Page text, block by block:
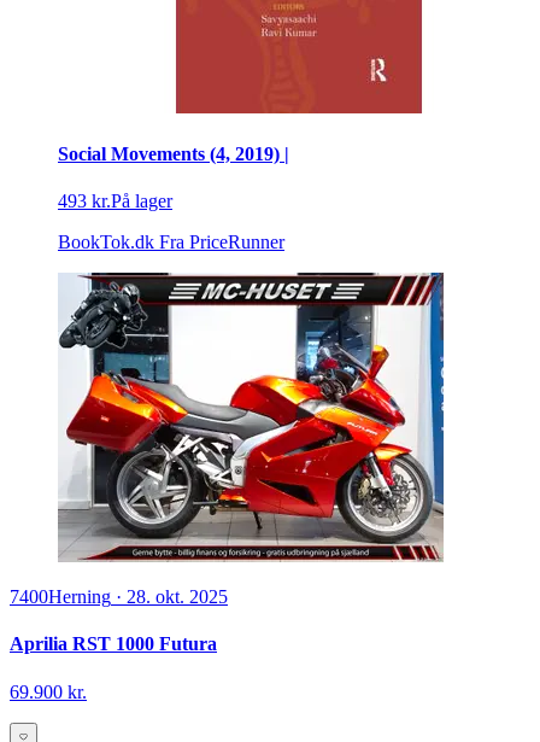
Social Movements (4, 2019) |
493 kr.På lager
BookTok.dk Fra PriceRunner
7400Herning · 28. okt. 2025
Aprilia RST 1000 Futura
69.900 kr.